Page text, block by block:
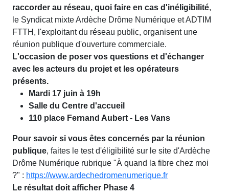
raccorder au réseau, quoi faire en cas d'inéligibilité,
le Syndicat mixte Ardèche Drôme Numérique et ADTIM
FTTH, l'exploitant du réseau public, organisent une
réunion publique d'ouverture commerciale.
L'occasion de poser vos questions et d'échanger
avec les acteurs du projet et les opérateurs
présents.
Mardi 17 juin à 19h
Salle du Centre d'accueil
110 place Fernand Aubert - Les Vans
Pour savoir si vous êtes concernés par la réunion
publique, faites le test d'éligibilité sur le site d'Ardèche
Drôme Numérique rubrique "À quand la fibre chez moi
?" : https://www.ardechedromenumerique.fr
Le résultat doit afficher Phase 4